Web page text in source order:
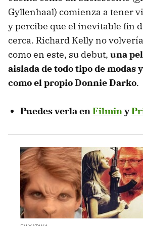
Gyllenhaal) comienza a tener
y percibe que el inevitable fin
cerca. Richard Kelly no
como en este, su debut, una
aislada de todo tipo de modas
como el propio Donnie Darko.
Puedes verla enFilminy